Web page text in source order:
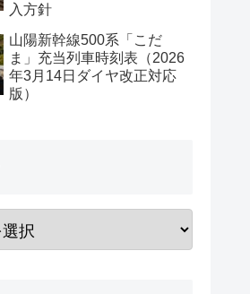
入方針
山陽新幹線500系「こだ
ま」充当列車時刻表（2026
年3月14日ダイヤ改正対応
版）